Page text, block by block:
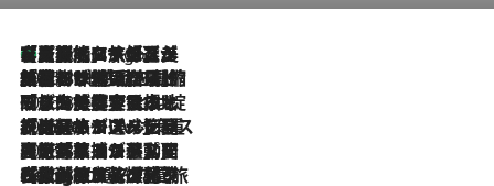
4 Hours Ago
【厳選旅コスメ】「多機能アイテムがメイン！」旅好き美容エディターが選んだ夏旅ベストコスメを発表【Mサイズジップ】
2026.8.6
「荷物が増えるほど旅ストレスは増す」美容ジャーナリストがたどり着いた最終結論。“化粧品を劇的に減らす”感動の凝縮美容とは
2026.8.6
「旅先には金髪ウィッグを持参」日本と同じメイクでは損してる!? 美容ジャーナリストが提案する“掟破りの旅美容”とは
2026.8.6
【厳選旅コスメ】「身軽さ＆UV対策重視！」ヘアアーティストshucoが選んだ夏旅ベストコスメを発表【Mサイズジップ】
2026.8.5
【厳選旅コスメ】国内をあちこち移動する河井菜摘が選んだ夏旅ベストコスメ発表！「リラックスアイテムはマスト」【Mサイズジップ】
2026.8.4
【厳選旅コスメ】「紫外線＆乾燥対策しながらメイク感も！」ヘア＆メイクGeorgeが選んだ夏旅ベストコスメを発表！【Mサイズジップ】